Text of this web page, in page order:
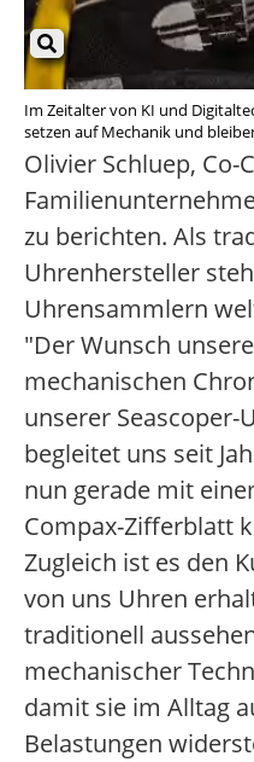
Im Zeitalter von KI und
setzen auf Mechanik und
Olivier Schluep, Co-
zu berichten. Als
Uhrenhersteller
Uhrensammlern
"Der Wunsch
mechanischen
unserer Seascoper-
begleitet uns seit
nun gerade mit
Compax-Zifferblatt
Zugleich ist es den
von uns Uhren
traditionell
mechanischer
damit sie im Alltag
Belastungen